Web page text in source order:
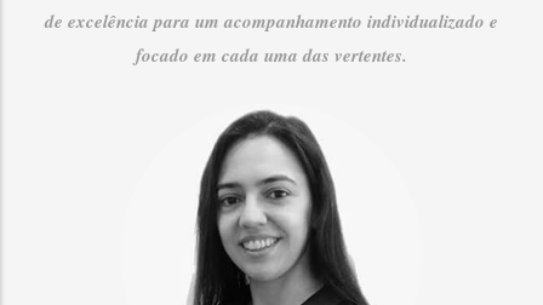
de excelência para um acompanhamento individualizado e
focado em cada uma das vertentes.